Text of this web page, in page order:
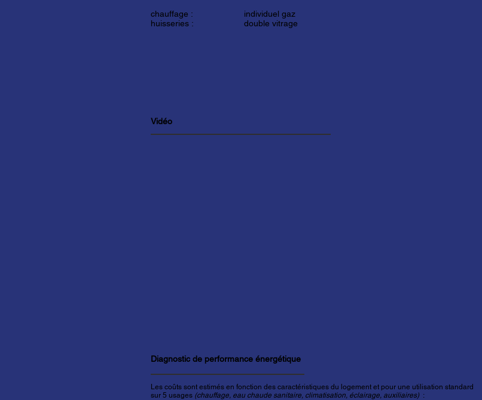
chauffage :
huisseries :
individuel gaz
double vitrage
Vidéo
Diagnostic de performance énergétique
Les coûts sont estimés en fonction des caractéristiques du logement et pour une utilisation standard
sur 5 usages (chauffage, eau chaude sanitaire, climatisation, éclairage, auxiliaires) :